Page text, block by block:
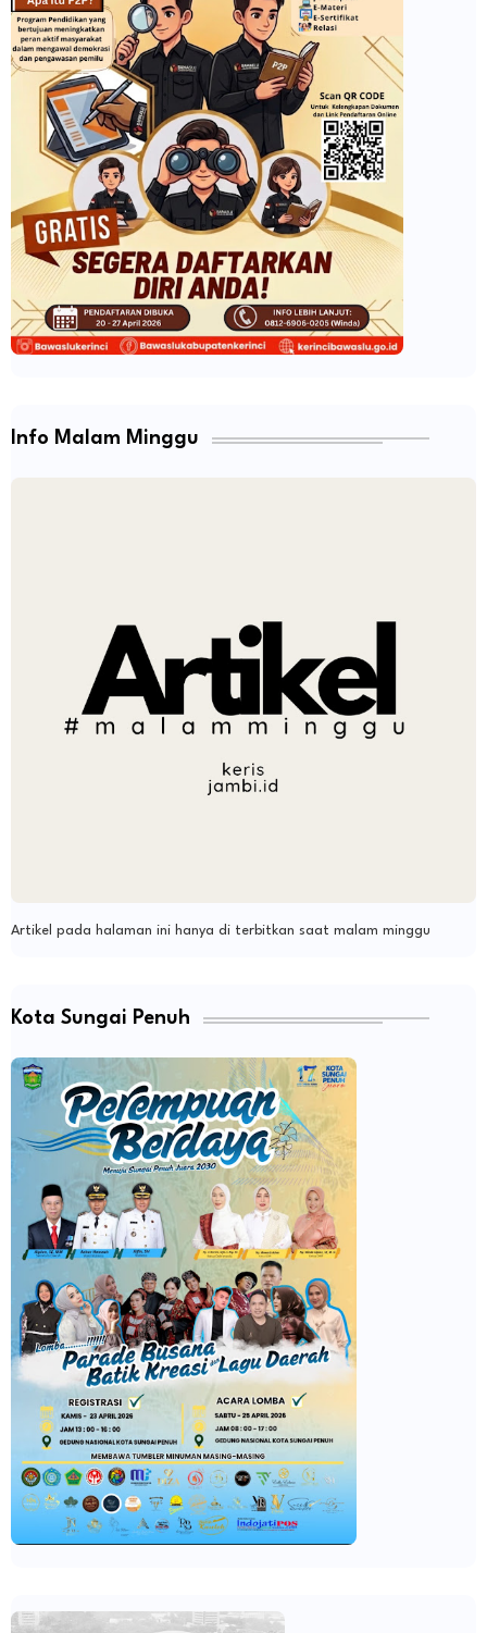
Info Malam Minggu
Artikel pada halaman ini hanya di terbitkan saat malam minggu
Kota Sungai Penuh